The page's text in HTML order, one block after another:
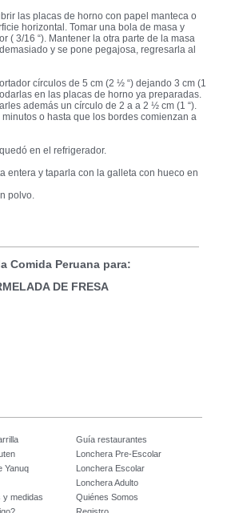
las placas de horno con papel manteca o
horizontal. Tomar una bola de masa y
( 3/16 “). Mantener la otra parte de la masa
y se pone pegajosa, regresarla al
círculos de 5 cm (2 ½ “) dejando 3 cm (1
en las placas de horno ya preparadas.
además un círculo de 2 a a 2 ½ cm (1 “).
o hasta que los bordes comienzan a
en el refrigerador.
entera y taparla con la galleta con hueco en
polvo.
Comida Peruana para:
DE FRESA
Guía restaurantes
Lonchera Pre-Escolar
Yanuq
Lonchera Escolar
Lonchera Adulto
y medidas
Quiénes Somos